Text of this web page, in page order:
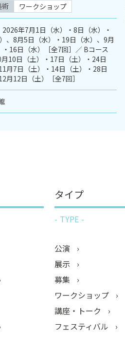
術 ワークショップ
年7月1日（水）・8日（水）・
、8月5日（水）・19日（水）、9月
・16日（水）［全7回］／ Bコース
10日（土）・17日（土）・24日
11月7日（土）・14日（土）・28日
月12日（土）［全7回］
タイプ
TYPE
公演
展示
募集
ワークショップ
講座・トーク
フェスティバル